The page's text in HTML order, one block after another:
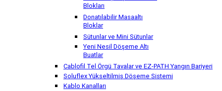
Blokları
Donatılabilir Masaaltı
Bloklar
Sütunlar ve Mini Sütunlar
Yeni Nesil Döşeme Altı
Buatlar
Cablofil Tel Örgü Tavalar ve EZ-PATH Yangın Bariyeri
Soluflex Yükseltilmiş Döşeme Sistemi
Kablo Kanalları